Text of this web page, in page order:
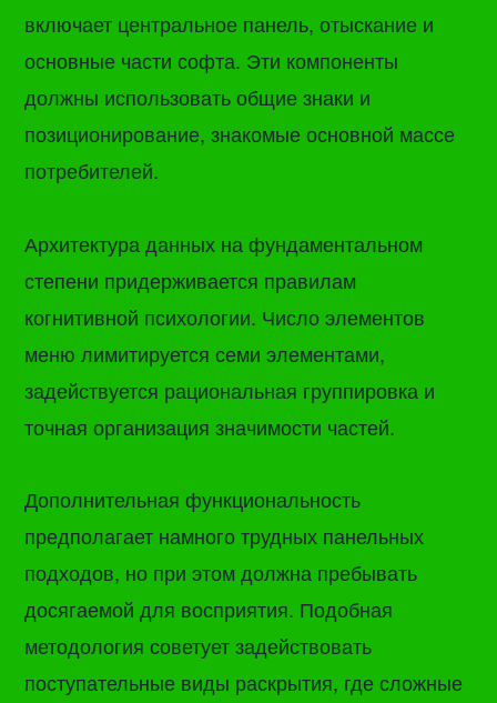
включает центральное панель, отыскание и
основные части софта. Эти компоненты
должны использовать общие знаки и
позиционирование, знакомые основной массе
потребителей.
Архитектура данных на фундаментальном
степени придерживается правилам
когнитивной психологии. Число элементов
меню лимитируется семи элементами,
задействуется рациональная группировка и
точная организация значимости частей.
Дополнительная функциональность
предполагает намного трудных панельных
подходов, но при этом должна пребывать
досягаемой для восприятия. Подобная
методология советует задействовать
поступательные виды раскрытия, где сложные